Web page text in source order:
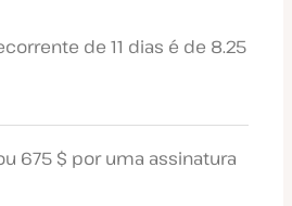
de 11 dias é de 8.25
675 $ por uma assinatura